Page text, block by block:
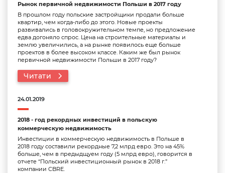
Рынок первичной недвижимости Польши в 2017 году
В прошлом году польские застройщики продали больше
квартир, чем когда-либо до этого. Новые проекты
развивались в головокружительном темпе, но предложение
едва догоняло спрос. Цена на строительные материалы и
землю увеличились, а на рынке появилось еще больше
проектов в более высоком классе. Каким же был рынок
первичной недвижимости Польши в 2017 году?
Читати
24.01.2019
2018 - год рекордных инвестиций в польскую
коммерческую недвижимость
Инвестиции в коммерческую недвижимость в Польше в
2018 году составили рекордные 7,2 млрд евро. Это на 45%
больше, чем в предыдщуем году (5 млрд евро), говорится в
отчете “Польский инвестиционный рынок в 2018 г.”
компании CBRE.